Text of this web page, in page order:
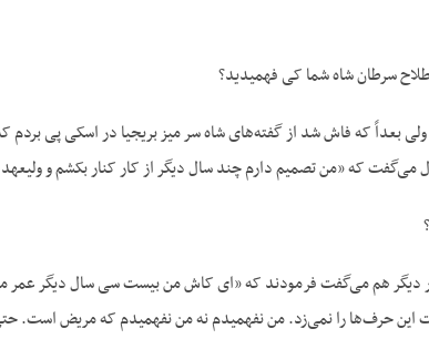
سرطان شاه شما کی فهمیدید؟
بعداً که فاش شد از گفته‌های شاه سر میز بریجیا در اسکی
می‌گفت که «من تصمیم دارم چند سال دیگر از کار کنار بکشم و
هم می‌گفت فرمودند که «ای کاش من بیست سی سال دیگر عمر
این حرف‌ها را نمی‌زد. من نفهمیدم نه من نفهمیدم که مریض